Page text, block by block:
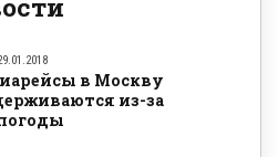
в Москву
из-за